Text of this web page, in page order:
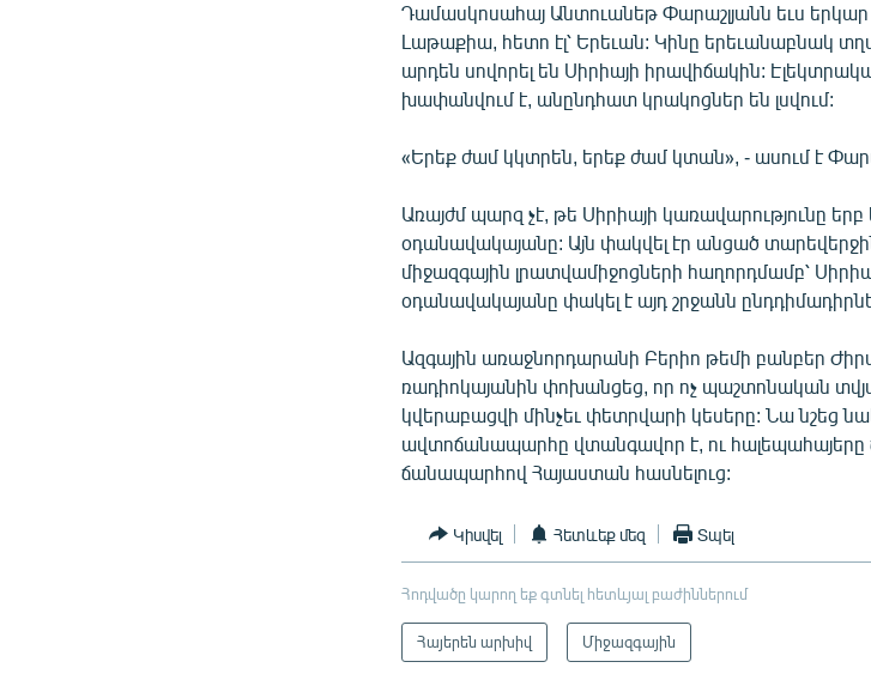
Դամասկոսահայ Անտուանեթ Փարաշլյանն եւս
Լաթաքիա, հետո էլ՝ Երեւան: Կինը երեւանաբնակ
արդեն սովորել են Սիրիայի իրավիճակին:
խափանվում է, անընդհատ կրակոցներ են լսվում:
«Երեք ժամ կկտրեն, երեք ժամ կտան», - ասում է
Առայժմ պարզ չէ, թե Սիրիայի կառավարությունը
օդանավակայանը: Այն փակվել էր անցած
միջազգային լրատվամիջոցների հաղորդմամբ՝
օդանավակայանը փակել է այդ շրջանն
Ազգային առաջնորդարանի Բերիո թեմի բանբեր
ռադիոկայանին փոխանցեց, որ ոչ պաշտոնական
կվերաբացվի մինչեւ փետրվարի կեսերը: Նա նշեց
ավտոճանապարհը վտանգավոր է, ու հալեպահայերը
ճանապարհով Հայաստան հասնելուց:
Կիսվել Հետևեք մեզ Տպել
Հոդվածը կարող եք գտնել հետևյալ բաժիններում
Հայերեն արխիվ Միջազգային